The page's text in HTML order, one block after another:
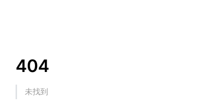
404
未找到